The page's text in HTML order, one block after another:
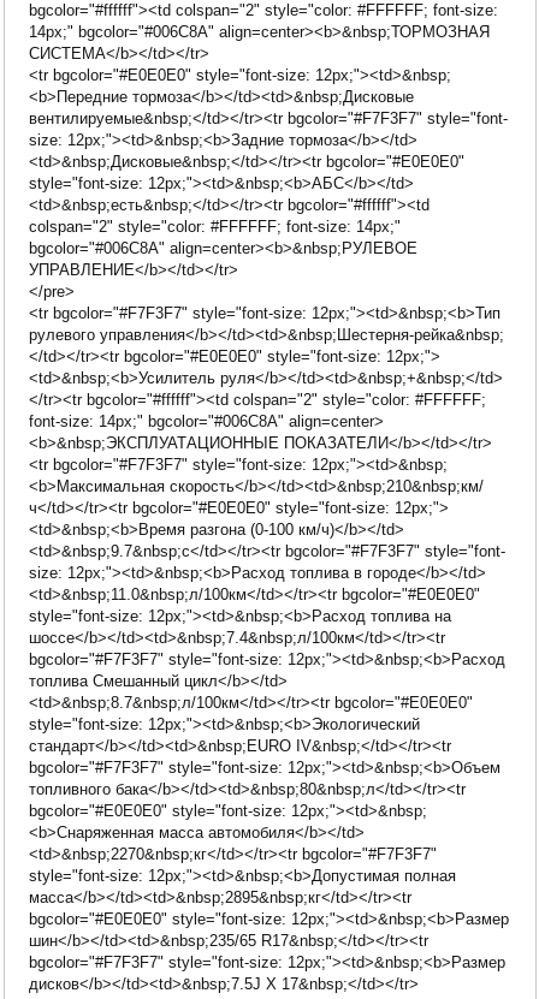
bgcolor="#ffffff"><td colspan="2" style="color: #FFFFFF; font-size:
14px;" bgcolor="#006C8A" align=center><b>&nbsp;ТОРМОЗНАЯ
СИСТЕМА</b></td></tr>
<tr bgcolor="#E0E0E0" style="font-size: 12px;"><td>&nbsp;
<b>Передние тормоза</b></td><td>&nbsp;Дисковые
вентилируемые&nbsp;</td></tr><tr bgcolor="#F7F3F7" style="font-
size: 12px;"><td>&nbsp;<b>Задние тормоза</b></td>
<td>&nbsp;Дисковые&nbsp;</td></tr><tr bgcolor="#E0E0E0"
style="font-size: 12px;"><td>&nbsp;<b>АБС</b></td>
<td>&nbsp;есть&nbsp;</td></tr><tr bgcolor="#ffffff"><td
colspan="2" style="color: #FFFFFF; font-size: 14px;"
bgcolor="#006C8A" align=center><b>&nbsp;РУЛЕВОЕ
УПРАВЛЕНИЕ</b></td></tr>
</pre>
<tr bgcolor="#F7F3F7" style="font-size: 12px;"><td>&nbsp;<b>Тип
рулевого управления</b></td><td>&nbsp;Шестерня-рейка&nbsp;
</td></tr><tr bgcolor="#E0E0E0" style="font-size: 12px;">
<td>&nbsp;<b>Усилитель руля</b></td><td>&nbsp;+&nbsp;</td>
</tr><tr bgcolor="#ffffff"><td colspan="2" style="color: #FFFFFF;
font-size: 14px;" bgcolor="#006C8A" align=center>
<b>&nbsp;ЭКСПЛУАТАЦИОННЫЕ ПОКАЗАТЕЛИ</b></td></tr>
<tr bgcolor="#F7F3F7" style="font-size: 12px;"><td>&nbsp;
<b>Максимальная скорость</b></td><td>&nbsp;210&nbsp;км/
ч</td></tr><tr bgcolor="#E0E0E0" style="font-size: 12px;">
<td>&nbsp;<b>Время разгона (0-100 км/ч)</b></td>
<td>&nbsp;9.7&nbsp;c</td></tr><tr bgcolor="#F7F3F7" style="font-
size: 12px;"><td>&nbsp;<b>Расход топлива в городе</b></td>
<td>&nbsp;11.0&nbsp;л/100км</td></tr><tr bgcolor="#E0E0E0"
style="font-size: 12px;"><td>&nbsp;<b>Расход топлива на
шоссе</b></td><td>&nbsp;7.4&nbsp;л/100км</td></tr><tr
bgcolor="#F7F3F7" style="font-size: 12px;"><td>&nbsp;<b>Расход
топлива Смешанный цикл</b></td>
<td>&nbsp;8.7&nbsp;л/100км</td></tr><tr bgcolor="#E0E0E0"
style="font-size: 12px;"><td>&nbsp;<b>Экологический
стандарт</b></td><td>&nbsp;EURO IV&nbsp;</td></tr><tr
bgcolor="#F7F3F7" style="font-size: 12px;"><td>&nbsp;<b>Объем
топливного бака</b></td><td>&nbsp;80&nbsp;л</td></tr><tr
bgcolor="#E0E0E0" style="font-size: 12px;"><td>&nbsp;
<b>Снаряженная масса автомобиля</b></td>
<td>&nbsp;2270&nbsp;кг</td></tr><tr bgcolor="#F7F3F7"
style="font-size: 12px;"><td>&nbsp;<b>Допустимая полная
масса</b></td><td>&nbsp;2895&nbsp;кг</td></tr><tr
bgcolor="#E0E0E0" style="font-size: 12px;"><td>&nbsp;<b>Размер
шин</b></td><td>&nbsp;235/65 R17&nbsp;</td></tr><tr
bgcolor="#F7F3F7" style="font-size: 12px;"><td>&nbsp;<b>Размер
дисков</b></td><td>&nbsp;7.5J X 17&nbsp;</td></tr>